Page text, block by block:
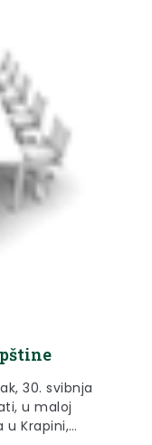
30. svibnja
u maloj
u Krapini,